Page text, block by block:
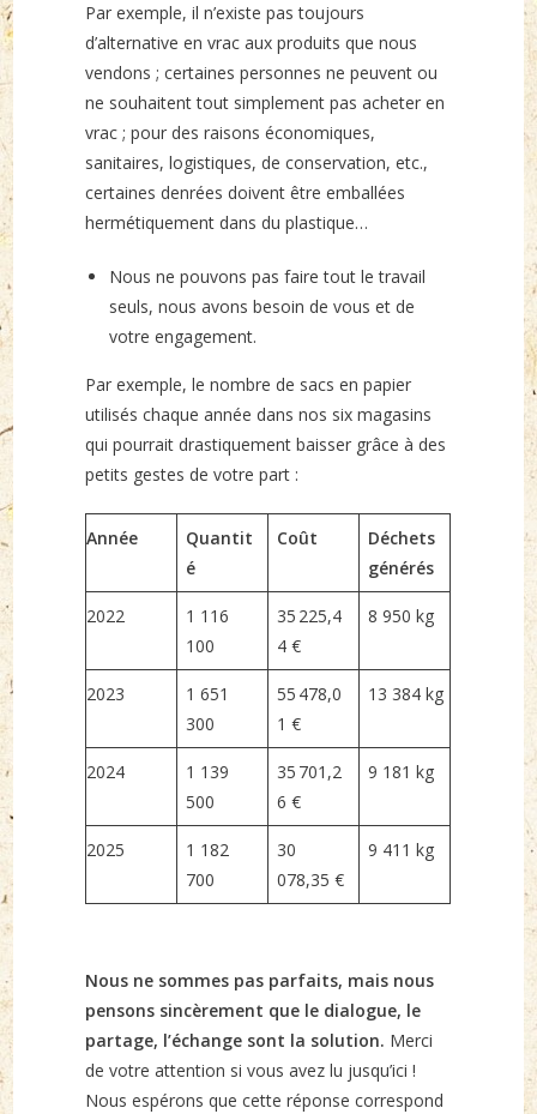
Par exemple, il n’existe pas toujours
d’alternative en vrac aux produits que nous
vendons ; certaines personnes ne peuvent ou
ne souhaitent tout simplement pas acheter en
vrac ; pour des raisons économiques,
sanitaires, logistiques, de conservation, etc.,
certaines denrées doivent être emballées
hermétiquement dans du plastique…
Nous ne pouvons pas faire tout le travail
seuls, nous avons besoin de vous et de
votre engagement.
Par exemple, le nombre de sacs en papier
utilisés chaque année dans nos six magasins
qui pourrait drastiquement baisser grâce à des
petits gestes de votre part :
Année
Quantit
é
Coût
Déchets
générés
2022
1 116
100
35 225,4
4 €
8 950 kg
2023
1 651
300
55 478,0
1 €
13 384 kg
2024
1 139
500
35 701,2
6 €
9 181 kg
2025
1 182
700
30
078,35 €
9 411 kg
Nous ne sommes pas parfaits, mais nous
pensons sincèrement que le dialogue, le
partage, l’échange sont la solution. Merci
de votre attention si vous avez lu jusqu’ici !
Nous espérons que cette réponse correspond